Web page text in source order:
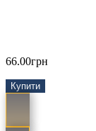
66.00грн
Купити